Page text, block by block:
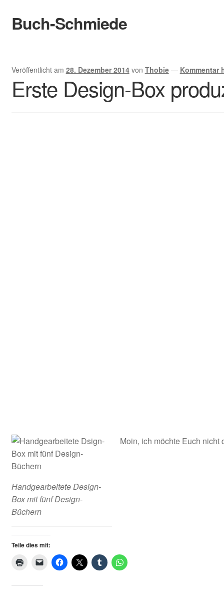
Zur
Navigation
Zum
Inhalt
Buch-Schmiede
Cookie-Richtlinie (EU)
Datenschutzerklärung
Impressum
AGB
Veröffentlicht am 28. Dezember 2014 von Thobie — Kommentar
Erste Design-Box
Handgearbeitete Design-
Box mit fünf Design-
Büchern
Moin, ich möchte Euch
Teile dies mit: